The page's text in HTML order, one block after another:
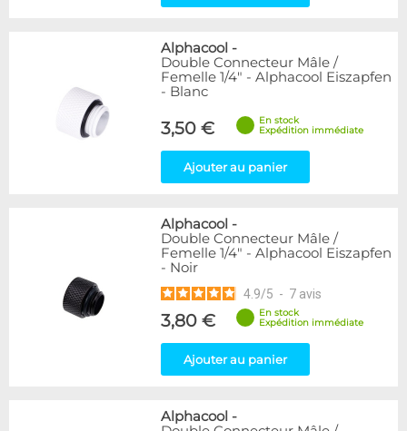
Alphacool -
Double Connecteur Mâle /
Femelle 1/4" - Alphacool Eiszapfen
- Blanc
3,50 €
En stock
Expédition immédiate
Ajouter au panier
Alphacool -
Double Connecteur Mâle /
Femelle 1/4" - Alphacool Eiszapfen
- Noir
4.9/5 - 7 avis
3,80 €
En stock
Expédition immédiate
Ajouter au panier
Alphacool -